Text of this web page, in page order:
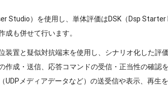
Studio）を使用し、単体評価はDSK（Dsp Starter
も併せて行います。
装置と疑似対抗端末を使用し、シナリオ化した評
作成・送信、応答コマンドの受信・正当性の確認
UDPメディアデータなど）の送受信や表示、再生